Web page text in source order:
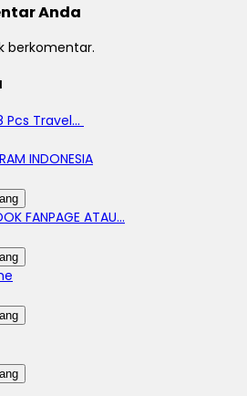
Anda
berkomentar.
Pcs Travel...
INDONESIA
FANPAGE ATAU...